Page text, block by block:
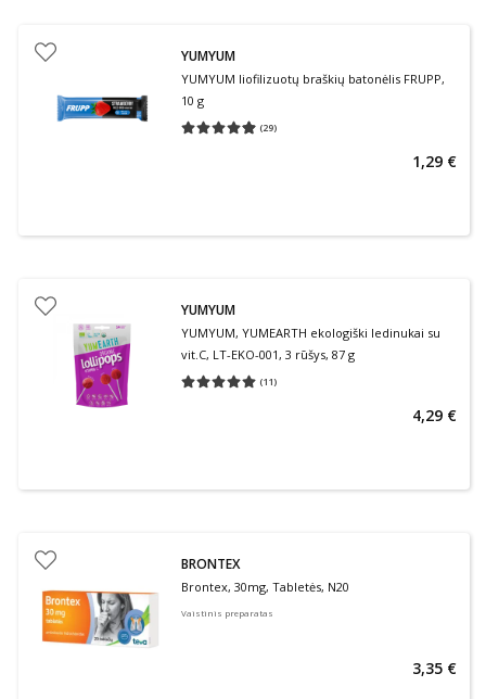
YUMYUM
YUMYUM liofilizuotų braškių batonėlis FRUPP,
10 g
(29)
Vidutinis įvertinimas 4.90
1,29 €
YUMYUM
YUMYUM, YUMEARTH ekologiški ledinukai su
vit.C, LT-EKO-001, 3 rūšys, 87 g
(11)
Vidutinis įvertinimas 5.00
4,29 €
BRONTEX
Brontex, 30mg, Tabletės, N20
Vaistinis preparatas
3,35 €